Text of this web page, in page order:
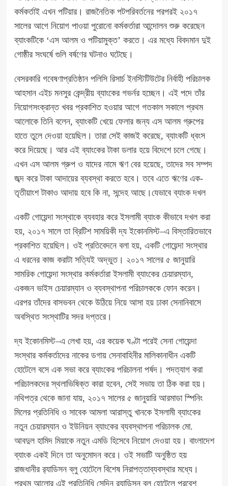
কর্মকর্তাই এখন পটিয়ার। রাজনৈতিক পটপরিবর্তনের পরপরই ২০১৭
সালের আগে নিয়োগ পাওয়া পুরোনো কর্মকর্তারা আন্দোলন শুরু করেছেন
ব্যাংকটিকে ‘এস আলম ও পটিয়ামুক্ত’ করতে। এর মধ্যে বিবদমান দুই
গোষ্ঠীর সংঘর্ষে গুলি বর্ষণের ঘটনাও ঘটেছে।
বেসরকারি গবেষণাপ্রতিষ্ঠান পলিসি রিসার্চ ইনস্টিটিউটের নির্বাহী পরিচালক
আহসান এইচ মনসুর কেন্দ্রীয় ব্যাংকের গভর্নর হচ্ছেন। এই পদে তাঁর
নিয়োগসংক্রান্ত খবর প্রকাশিত হওয়ার আগে গতকাল সকালে প্রথম
আলোকে তিনি বলেন, ব্যাংকটি খেয়ে ফেলার জন্য এস আলম গ্রুপের
হাতে তুলে দেওয়া হয়েছিল। তারা সেই কাজই করেছে, ব্যাংকটি ধ্বংস
করে দিয়েছে। আর এই ব্যাংকের টাকা ডলার হয়ে বিদেশে চলে গেছে।
এখন এস আলম গ্রুপ ও যাদের নামে ঋণ বের হয়েছে, তাদের সব সম্পদ
জব্দ করে টাকা আদায়ের ব্যবস্থা করতে হবে। তবে এতে ঋণের এক-
তৃতীয়াংশ টাকাও আদায় হবে কি না, সন্দেহ আছে।যেভাবে ব্যাংক দখল
একটি গোয়েন্দা সংস্থাকে ব্যবহার করে ইসলামী ব্যাংক কীভাবে দখল করা
হয়, ২০১৭ সালে তা ব্রিটিশ সাময়িকী দ্য ইকোনমিস্ট–এ বিস্তারিতভাবে
প্রকাশিত হয়েছিল। ওই প্রতিবেদনে বলা হয়, একটি গোয়েন্দা সংস্থার
এ ধরনের কাজ করাটা সত্যিই অদ্ভুত। ২০১৭ সালের ৫ জানুয়ারি
সামরিক গোয়েন্দা সংস্থার কর্মকর্তারা ইসলামী ব্যাংকের চেয়ারম্যান,
একজন ভাইস চেয়ারম্যান ও ব্যবস্থাপনা পরিচালককে ফোন করেন।
এরপর তাঁদের বাসভবন থেকে উঠিয়ে নিয়ে আসা হয় ঢাকা সেনানিবাসে
অবস্থিত সংস্থাটির সদর দপ্তরে।
দ্য ইকোনমিস্ট–এ লেখা হয়, এর কয়েক ঘণ্টা পরেই সেনা গোয়েন্দা
সংস্থার কর্মকর্তাদের নাকের ডগায় সেনাবাহিনীর মালিকানাধীন একটি
হোটেলে বসে এক সভা করে ব্যাংকের পরিচালনা পর্ষদ। পদত্যাগ করা
পরিচালকদের স্থলাভিষিক্ত কারা হবেন, সেই সভায় তা ঠিক করা হয়।
নথিপত্র থেকে জানা যায়, ২০১৭ সালের ৫ জানুয়ারি আরমাডা স্পিনিং
মিলের প্রতিনিধি ও সাবেক আমলা আরাস্তু খানকে ইসলামী ব্যাংকের
নতুন চেয়ারম্যান ও ইউনিয়ন ব্যাংকের ব্যবস্থাপনা পরিচালক মো.
আবদুল হামিদ মিয়াকে নতুন এমডি হিসেবে নিয়োগ দেওয়া হয়। বাংলাদেশ
ব্যাংক একই দিনে তা অনুমোদন করে। ওই সভাটি অনুষ্ঠিত হয়
রাজধানীর র‍্যাডিসন ব্লু হোটেলে বিশেষ নিরাপত্তাব্যবস্থার মধ্যে।
প্রথম আলোর এই প্রতিনিধি সেদিন র‍্যাডিসন ব্লু হোটেলে প্রবেশ